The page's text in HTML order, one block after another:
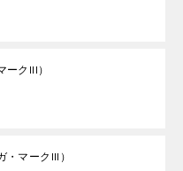
クIII）
マークIII）